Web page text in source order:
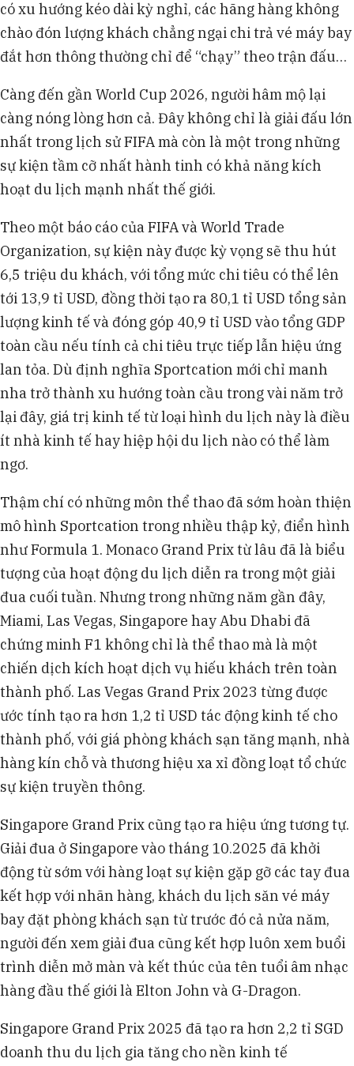
có xu hướng kéo dài kỳ nghỉ, các hãng hàng không
chào đón lượng khách chẳng ngại chi trả vé máy bay
đắt hơn thông thường chỉ để “chạy” theo trận đấu…
Càng đến gần World Cup 2026, người hâm mộ lại
càng nóng lòng hơn cả. Đây không chỉ là giải đấu lớn
nhất trong lịch sử FIFA mà còn là một trong những
sự kiện tầm cỡ nhất hành tinh có khả năng kích
hoạt du lịch mạnh nhất thế giới.
Theo một báo cáo của FIFA và World Trade
Organization, sự kiện này được kỳ vọng sẽ thu hút
6,5 triệu du khách, với tổng mức chi tiêu có thể lên
tới 13,9 tỉ USD, đồng thời tạo ra 80,1 tỉ USD tổng sản
lượng kinh tế và đóng góp 40,9 tỉ USD vào tổng GDP
toàn cầu nếu tính cả chi tiêu trực tiếp lẫn hiệu ứng
lan tỏa. Dù định nghĩa Sportcation mới chỉ manh
nha trở thành xu hướng toàn cầu trong vài năm trở
lại đây, giá trị kinh tế từ loại hình du lịch này là điều
ít nhà kinh tế hay hiệp hội du lịch nào có thể làm
ngơ.
Thậm chí có những môn thể thao đã sớm hoàn thiện
mô hình Sportcation trong nhiều thập kỷ, điển hình
như Formula 1. Monaco Grand Prix từ lâu đã là biểu
tượng của hoạt động du lịch diễn ra trong một giải
đua cuối tuần. Nhưng trong những năm gần đây,
Miami, Las Vegas, Singapore hay Abu Dhabi đã
chứng minh F1 không chỉ là thể thao mà là một
chiến dịch kích hoạt dịch vụ hiếu khách trên toàn
thành phố. Las Vegas Grand Prix 2023 từng được
ước tính tạo ra hơn 1,2 tỉ USD tác động kinh tế cho
thành phố, với giá phòng khách sạn tăng mạnh, nhà
hàng kín chỗ và thương hiệu xa xỉ đồng loạt tổ chức
sự kiện truyền thông.
Singapore Grand Prix cũng tạo ra hiệu ứng tương tự.
Giải đua ở Singapore vào tháng 10.2025 đã khởi
động từ sớm với hàng loạt sự kiện gặp gỡ các tay đua
kết hợp với nhãn hàng, khách du lịch săn vé máy
bay đặt phòng khách sạn từ trước đó cả nửa năm,
người đến xem giải đua cũng kết hợp luôn xem buổi
trình diễn mở màn và kết thúc của tên tuổi âm nhạc
hàng đầu thế giới là Elton John và G-Dragon.
Singapore Grand Prix 2025 đã tạo ra hơn 2,2 tỉ SGD
doanh thu du lịch gia tăng cho nền kinh tế